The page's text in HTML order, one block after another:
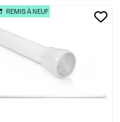
REMIS À NEUF